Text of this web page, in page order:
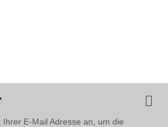
E-Mail Adresse an, um die